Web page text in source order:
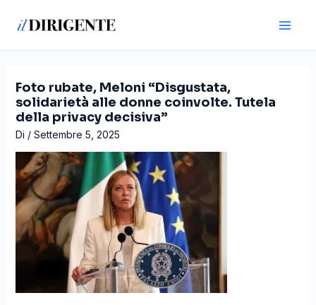
Foto rubate, Meloni “Disgustata,
solidarietà alle donne coinvolte. Tutela
della privacy decisiva”
Di / Settembre 5, 2025
articoli